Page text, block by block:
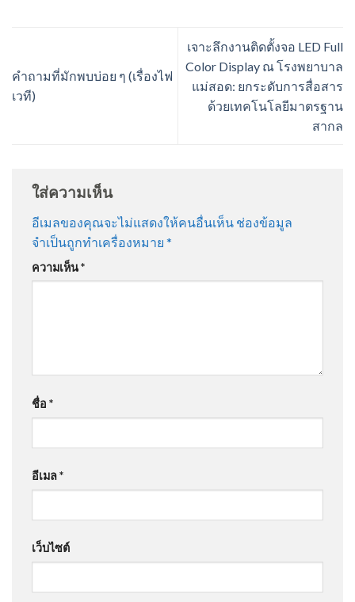
คำถามที่มักพบบ่อย ๆ (เรื่องไฟ
เวที)
เจาะลึกงานติดตั้งจอ LED Full
Color Display ณ โรงพยาบาล
แม่สอด: ยกระดับการสื่อสาร
ด้วยเทคโนโลยีมาตรฐาน
สากล
ใส่ความเห็น
อีเมลของคุณจะไม่แสดงให้คนอื่นเห็น ช่องข้อมูล
จำเป็นถูกทำเครื่องหมาย *
ความเห็น*
ชื่อ *
อีเมล*
เว็บไซต์